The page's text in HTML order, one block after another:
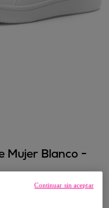
Mujer Blanco -
Continuar sin aceptar